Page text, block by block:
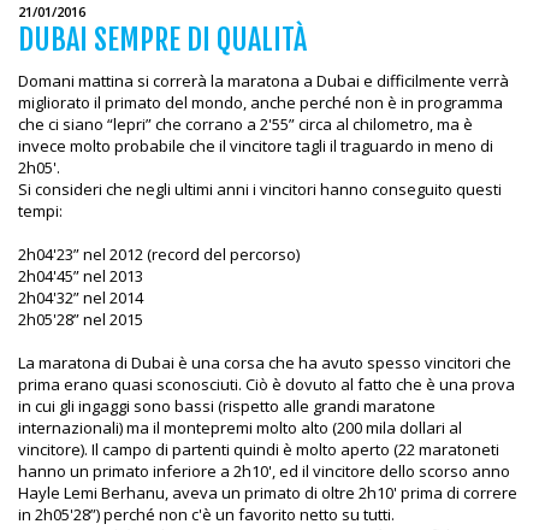
21/01/2016
DUBAI SEMPRE DI QUALITÀ
Domani mattina si correrà la maratona a Dubai e difficilmente verrà
migliorato il primato del mondo, anche perché non è in programma
che ci siano “lepri” che corrano a 2'55” circa al chilometro, ma è
invece molto probabile che il vincitore tagli il traguardo in meno di
2h05'.
Si consideri che negli ultimi anni i vincitori hanno conseguito questi
tempi:
2h04'23” nel 2012 (record del percorso)
2h04'45” nel 2013
2h04'32” nel 2014
2h05'28” nel 2015
La maratona di Dubai è una corsa che ha avuto spesso vincitori che
prima erano quasi sconosciuti. Ciò è dovuto al fatto che è una prova
in cui gli ingaggi sono bassi (rispetto alle grandi maratone
internazionali) ma il montepremi molto alto (200 mila dollari al
vincitore). Il campo di partenti quindi è molto aperto (22 maratoneti
hanno un primato inferiore a 2h10', ed il vincitore dello scorso anno
Hayle Lemi Berhanu, aveva un primato di oltre 2h10' prima di correre
in 2h05'28”) perché non c'è un favorito netto su tutti.